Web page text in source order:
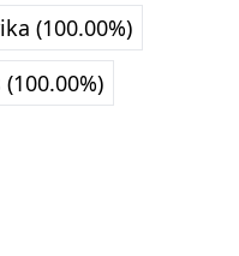
(100.00%)